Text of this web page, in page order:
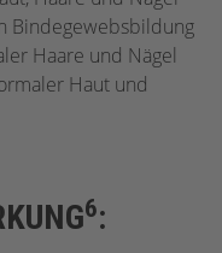
Bindegewebsbildung
Haare und Nägel
Haut und
6: